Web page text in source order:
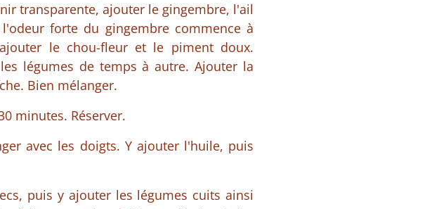
transparente, ajouter le gingembre, l'ail
forte du gingembre commence à
le chou-fleur et le piment doux.
légumes de temps à autre. Ajouter la
Bien mélanger.
minutes. Réserver.
avec les doigts. Y ajouter l'huile, puis
puis y ajouter les légumes cuits ainsi